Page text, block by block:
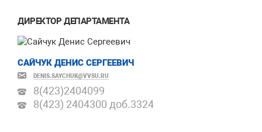
ДИРЕКТОР ДЕПАРТАМЕНТА
САЙЧУК ДЕНИС СЕРГЕЕВИЧ
DENIS.SAYCHUK@VVSU.RU
8(423)2404099
8(423) 2404300 доб.3324